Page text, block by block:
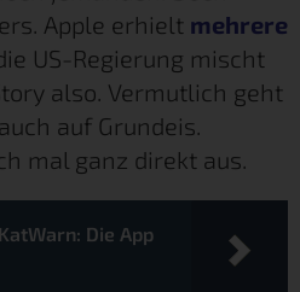
Apple erhielt mehrere
US-Regierung mischt
also. Vermutlich geht
auf Grundeis.
mal ganz direkt aus.
KatWarn: Die App